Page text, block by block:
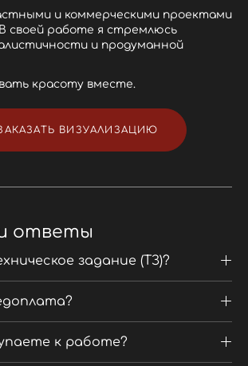
и коммерческими проектами
своей работе я стремлюсь
и продуманной
красоту вместе.
ВИЗУАЛИЗАЦИЮ
ответы
задание (ТЗ)?
к работе?